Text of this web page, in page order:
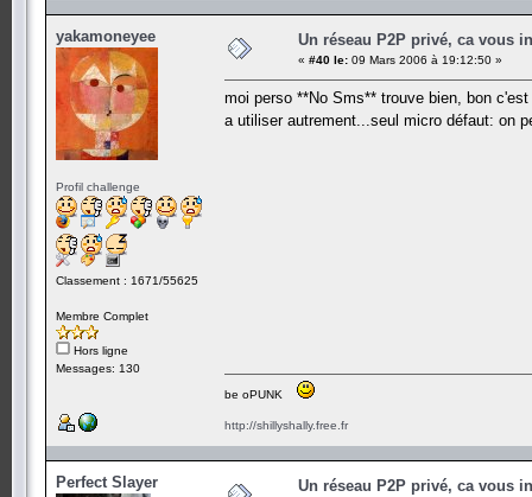
yakamoneyee
Profil challenge
Classement : 1671/55625
Membre Complet
Hors ligne
Messages: 130
Un réseau P2P privé, ca vous
« #40 le: 09 Mars 2006 à 19:12:50 »
moi perso **No Sms** trouve bien, bon
a utiliser autrement...seul micro défaut: on
be oPUNK
http://shillyshally.free.fr
Perfect Slayer Un réseau P2P privé, ca vous